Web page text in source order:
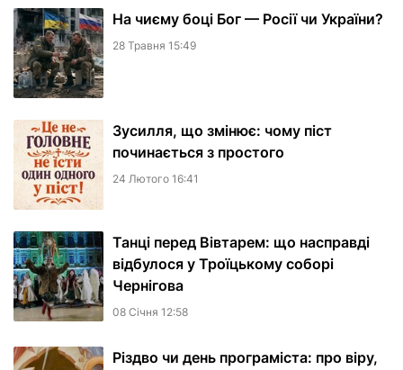
На чиєму боці Бог — Росії чи України?
28 Травня 15:49
Зусилля, що змінює: чому піст
починається з простого
24 Лютого 16:41
Танці перед Вівтарем: що насправді
відбулося у Троїцькому соборі
Чернігова
08 Сiчня 12:58
Різдво чи день програміста: про віру,